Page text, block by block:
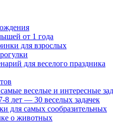
от 1 года
для взрослых
для веселого праздника
веселые и интересные
8 лет — 30 веселых задачек
для самых сообразительных
о животных